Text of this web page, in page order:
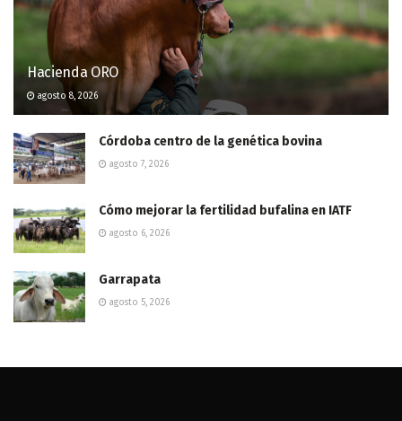
Hacienda ORO
agosto 8, 2026
Córdoba centro de la genética bovina
agosto 7, 2026
Cómo mejorar la fertilidad bufalina en IATF
agosto 6, 2026
Garrapata
agosto 5, 2026